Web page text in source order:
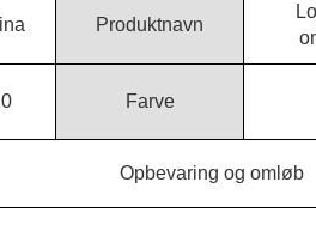
Produktnavn
Farve
Opbevaring og omløb